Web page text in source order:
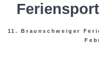
11. Braunschweiger